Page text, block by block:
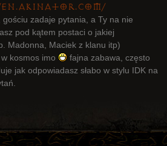
gościu zadaje pytania, a Ty na nie
pod kątem postaci o jakiej
Madonna, Maciek z klanu itp)
kosmos imo
fajna zabawa, często
jak odpowiadasz słabo w stylu IDK na